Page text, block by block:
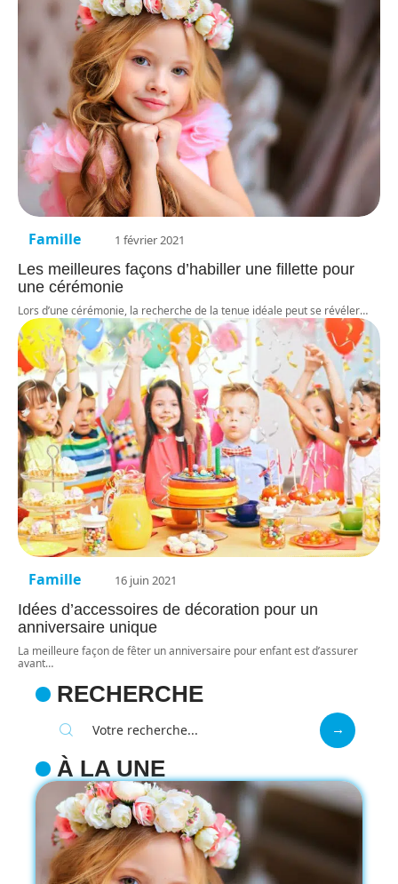
Famille 1 février 2021
Les meilleures façons d’habiller une fillette pour
une cérémonie
Lors d’une cérémonie, la recherche de la tenue idéale peut se révéler…
Famille 16 juin 2021
Idées d’accessoires de décoration pour un
anniversaire unique
La meilleure façon de fêter un anniversaire pour enfant est d’assurer
avant…
RECHERCHE
À LA UNE